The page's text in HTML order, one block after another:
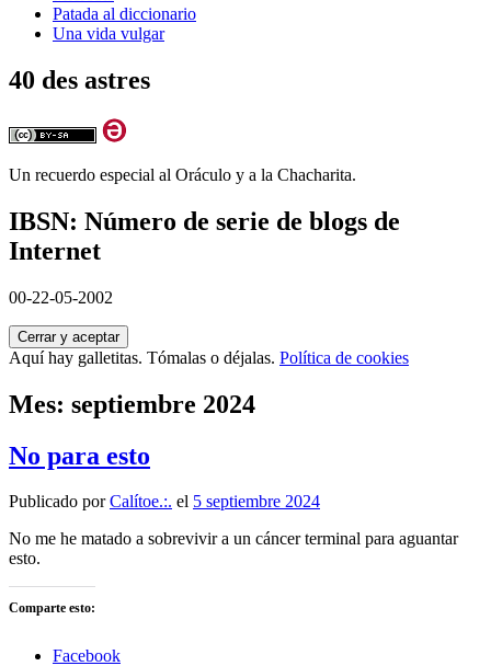
Patada al diccionario
Una vida vulgar
40 des astres
Un recuerdo especial al Oráculo y a la Chacharita.
IBSN: Número de serie de blogs de
Internet
00-22-05-2002
Aquí hay galletitas. Tómalas o déjalas. Política de cookies
Mes: septiembre 2024
No para esto
Publicado porCalítoe.:. el 5 septiembre 2024
No me he matado a sobrevivir a un cáncer terminal para aguantar
esto.
Comparte esto:
Facebook